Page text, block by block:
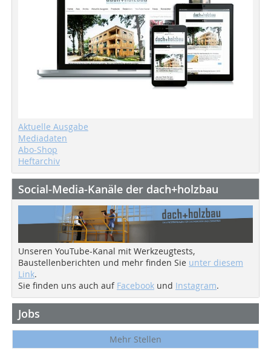
Aktuelle Ausgabe
Mediadaten
Abo-Shop
Heftarchiv
Social-Media-Kanäle der dach+holzbau
Unseren YouTube-Kanal mit Werkzeugtests,
Baustellenberichten und mehr finden Sie unter diesem
Link.
Sie finden uns auch auf Facebook und Instagram.
Jobs
Mehr Stellen